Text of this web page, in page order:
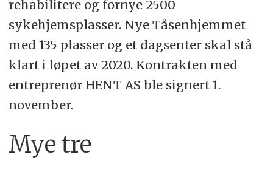
rehabilitere og fornye 2500
sykehjemsplasser. Nye Tåsenhjemmet
med 135 plasser og et dagsenter skal stå
klart i løpet av 2020. Kontrakten med
entreprenør HENT AS ble signert 1.
november.
Mye tre